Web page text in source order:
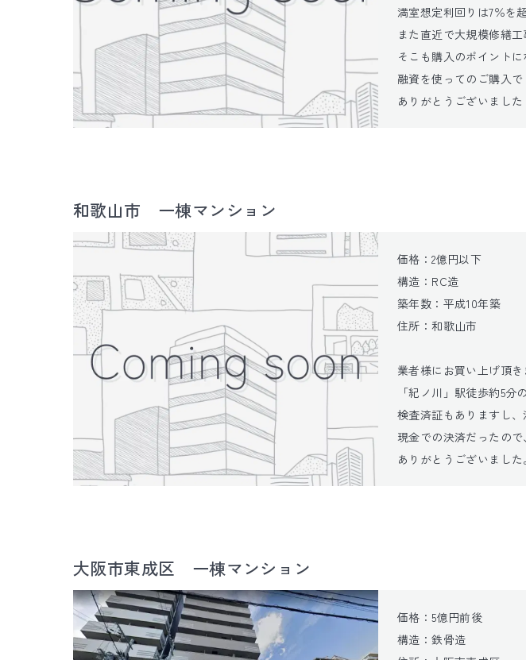
満室想定利回りは7％を
また直近で大規模修繕
そこも購入のポイント
融資を使ってのご購入
ありがとうございました
和歌山市 一棟マンション
価格：2億円以下
構造：RC造
築年数：平成10年築
住所：和歌山市
業者様にお買い上げ頂き
「紀ノ川」駅徒歩約5分
検査済証もありますし、
現金での決済だったので
ありがとうございました。
大阪市東成区 一棟マンション
価格：5億円前後
構造：鉄骨造